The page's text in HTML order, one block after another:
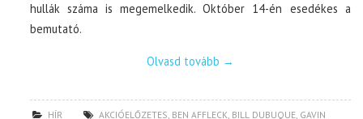
hullák száma is megemelkedik. Október 14-én esedékes a
bemutató.
Olvasd tovább →
HÍR AKCIÓELŐZETES, BEN AFFLECK, BILL DUBUQUE, GAVIN